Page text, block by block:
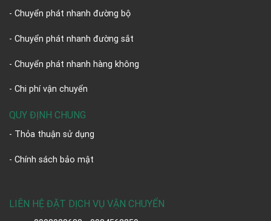
- Chuyển phát nhanh đường bộ
- Chuyển phát nhanh đường sắt
- Chuyển phát nhanh hàng không
- Chi phí vận chuyển
QUY ĐỊNH CHUNG
- Thỏa thuận sử dụng
- Chính sách bảo mật
LIÊN HỆ ĐẶT DỊCH VỤ VẬN CHUYỂN